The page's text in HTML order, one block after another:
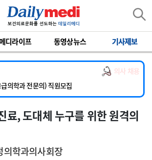
메디라이프 동영상뉴스 기사제보
의사 채용
하반기 인턴 모집
취통증의학과 임기제 임상의사 채용
청소년과(소아응급전담) 계약직 의사 공개채용
의학과 전문의) 직원모집
전공의(레지던트1년차) 모집
하반기 인턴 모집
통증의학과 임기제 임상의사 채용
료, 도대체 누구를 위한 원격의
의학과의사회장